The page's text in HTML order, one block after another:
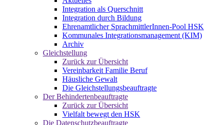
Integration als Querschnitt
Integration durch Bildung
Ehrenamtlicher SprachmittlerInnen-Pool HSK
Kommunales Integrationsmanagement (KIM)
Archiv
Gleichstellung
Zurück zur Übersicht
Vereinbarkeit Familie Beruf
Häusliche Gewalt
Die Gleichstellungsbeauftragte
Der Behindertenbeauftragte
Zurück zur Übersicht
Vielfalt bewegt den HSK
Die Datenschutzbeauftragte